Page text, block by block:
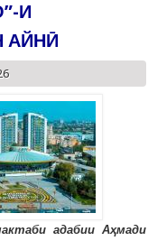
И
АЙНӢ
адабии Аҳмади